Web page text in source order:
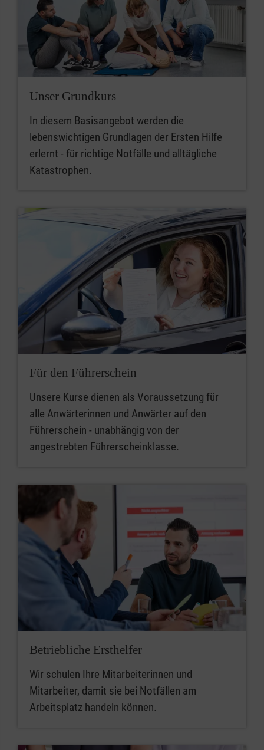
Unser Grundkurs
In diesem Basisangebot werden die
lebenswichtigen Grundlagen der Ersten Hilfe
erlernt - für richtige Notfälle und alltägliche
Katastrophen.
Für den Führerschein
Unsere Kurse dienen als Voraussetzung für
alle Anwärterinnen und Anwärter auf den
Führerschein - unabhängig von der
angestrebten Führerscheinklasse.
Betriebliche Ersthelfer
Wir schulen Ihre Mitarbeiterinnen und
Mitarbeiter, damit sie bei Notfällen am
Arbeitsplatz handeln können.